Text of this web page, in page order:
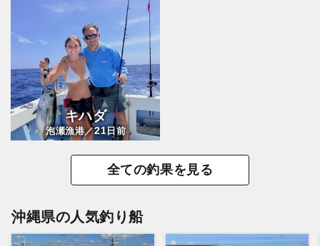
キハダ
泡瀬漁港／21日前
全ての釣果を見る
沖縄県の人気釣り船